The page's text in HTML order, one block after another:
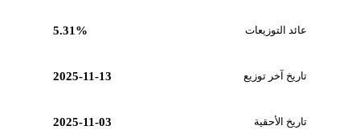
عائد التوزيعات 5.31%
تاريخ آخر توزيع 2025-11-13
تاريخ الأحقية 2025-11-03